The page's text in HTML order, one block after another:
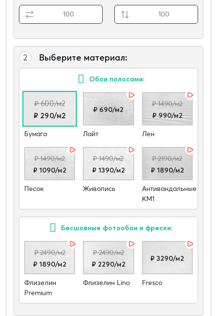
2 Выберите материал:
Обои полосами:
₽ 600/м2
₽ 290/м2
Бумага
₽ 690/м2
Лайт
₽ 1490/м2
₽ 990/м2
Лен
₽ 1490/м2
₽ 1090/м2
Песок
₽ 1490/м2
₽ 1390/м2
Живопись
₽ 2190/м2
₽ 1890/м2
Антивандальные
КМ1
Бесшовные фотообои и фрески:
₽ 2490/м2
₽ 1890/м2
Флизелин
Premium
₽ 2490/м2
₽ 2290/м2
Флизелин Lino
₽ 3290/м2
Fresco